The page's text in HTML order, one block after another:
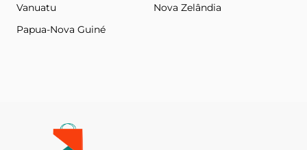
Vanuatu
Nova Zelândia
Papua-Nova Guiné